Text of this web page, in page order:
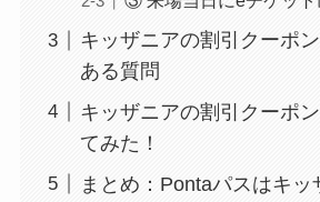
キッザニアの割引クーポ
ある質問
キッザニアの割引クーポ
てみた！
まとめ：Pontaパスはキッ